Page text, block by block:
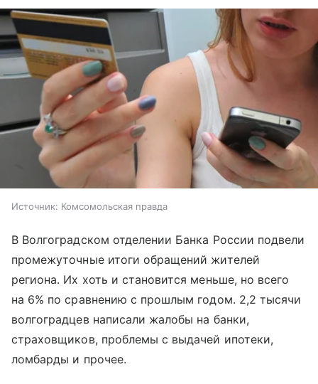
Источник: Комсомольская правда
В Волгоградском отделении Банка России подвели
промежуточные итоги обращений жителей
региона. Их хоть и становится меньше, но всего
на 6% по сравнению с прошлым годом. 2,2 тысячи
волгоградцев написали жалобы на банки,
страховщиков, проблемы с выдачей ипотеки,
ломбарды и прочее.